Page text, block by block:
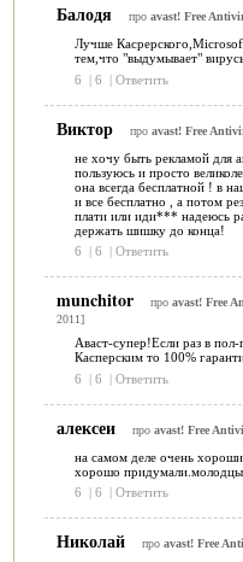
Балодя про avast! Free
Лучше
тем,что "выдумывает"
6
| 6 | Ответить
Виктор про avast! Free
не хочу быть рекламой для
пользуюсь и просто
она всегда бесплатной ! в
и все бесплатно , а потом
плати или иди*** надеюсь
держать шишку до конца!
6
| 6 | Ответить
munchitor про avast! Free
2011]
Аваст-супер!Если раз в
Касперским то 100%
6
| 6 | Ответить
алексеи про avast! Free
на самом деле очень
хорошо придумали.молодцы
6
| 6 | Ответить
Николай про avast! Free